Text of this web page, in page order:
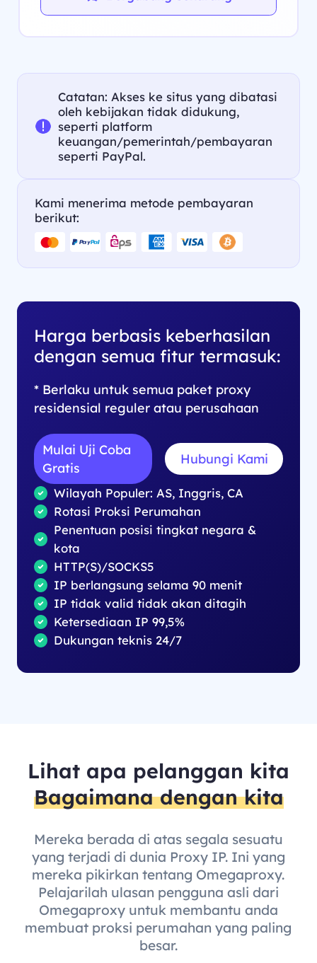
Catatan: Akses ke situs yang dibatasi
oleh kebijakan tidak didukung,
seperti platform
keuangan/pemerintah/pembayaran
seperti PayPal.
Kami menerima metode pembayaran
berikut:
Harga berbasis keberhasilan
dengan semua fitur termasuk:
* Berlaku untuk semua paket proxy
residensial reguler atau perusahaan
Mulai Uji Coba
Gratis
Hubungi Kami
Wilayah Populer: AS, Inggris, CA
Rotasi Proksi Perumahan
Penentuan posisi tingkat negara &
kota
HTTP(S)/SOCKS5
IP berlangsung selama 90 menit
IP tidak valid tidak akan ditagih
Ketersediaan IP 99,5%
Dukungan teknis 24/7
Lihat apa pelanggan kita
Bagaimana dengan kita
Mereka berada di atas segala sesuatu
yang terjadi di dunia Proxy IP. Ini yang
mereka pikirkan tentang Omegaproxy.
Pelajarilah ulasan pengguna asli dari
Omegaproxy untuk membantu anda
membuat proksi perumahan yang paling
besar.